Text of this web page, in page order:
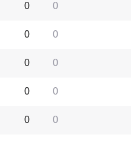
0
0
0
0
0
0
0
0
0
0